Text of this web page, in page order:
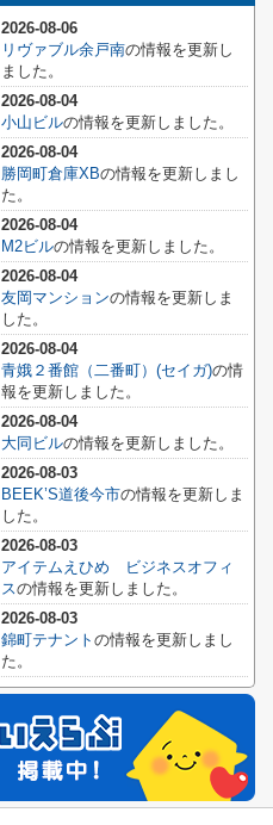
2026-08-06
リヴァブル余戸南の情報を更新し
ました。
2026-08-04
小山ビルの情報を更新しました。
2026-08-04
勝岡町倉庫XBの情報を更新しまし
た。
2026-08-04
M2ビルの情報を更新しました。
2026-08-04
友岡マンションの情報を更新しま
した。
2026-08-04
青娥２番館（二番町）(セイガ)の情
報を更新しました。
2026-08-04
大同ビルの情報を更新しました。
2026-08-03
BEEK’S道後今市の情報を更新しま
した。
2026-08-03
アイテムえひめ ビジネスオフィ
スの情報を更新しました。
2026-08-03
錦町テナント の情報を更新しまし
た。